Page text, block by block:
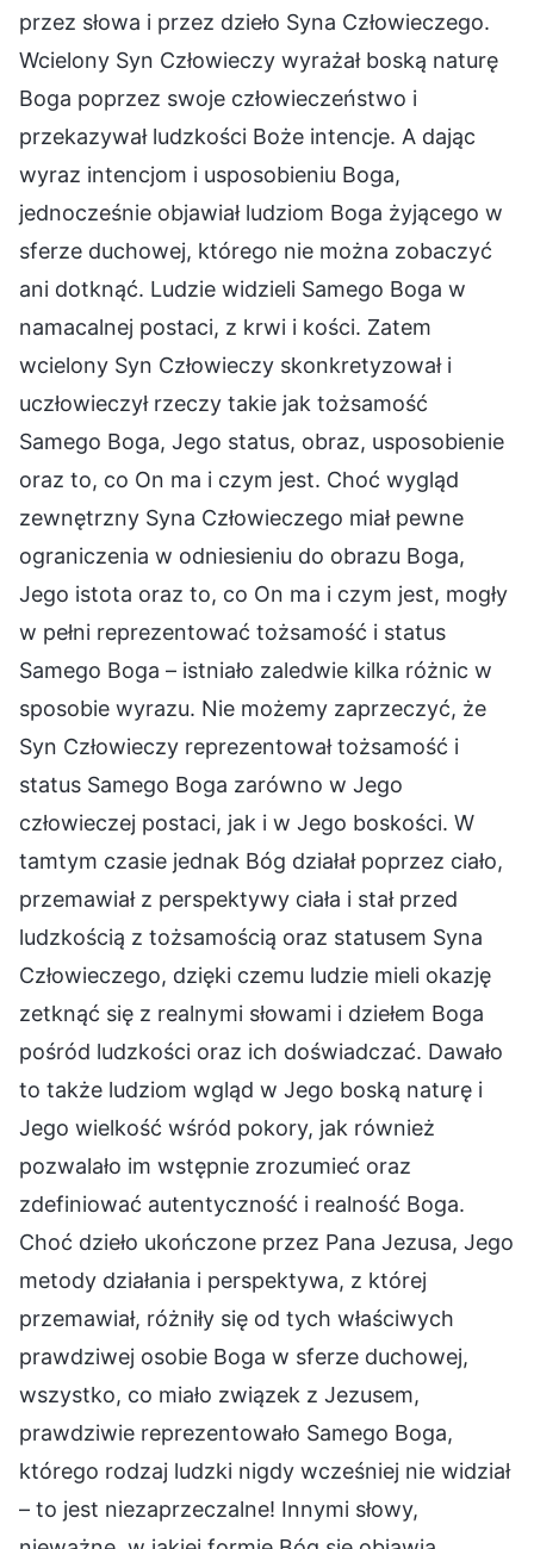
przez słowa i przez dzieło Syna Człowieczego.
Wcielony Syn Człowieczy wyrażał boską naturę
Boga poprzez swoje człowieczeństwo i
przekazywał ludzkości Boże intencje. A dając
wyraz intencjom i usposobieniu Boga,
jednocześnie objawiał ludziom Boga żyjącego w
sferze duchowej, którego nie można zobaczyć
ani dotknąć. Ludzie widzieli Samego Boga w
namacalnej postaci, z krwi i kości. Zatem
wcielony Syn Człowieczy skonkretyzował i
uczłowieczył rzeczy takie jak tożsamość
Samego Boga, Jego status, obraz, usposobienie
oraz to, co On ma i czym jest. Choć wygląd
zewnętrzny Syna Człowieczego miał pewne
ograniczenia w odniesieniu do obrazu Boga,
Jego istota oraz to, co On ma i czym jest, mogły
w pełni reprezentować tożsamość i status
Samego Boga – istniało zaledwie kilka różnic w
sposobie wyrazu. Nie możemy zaprzeczyć, że
Syn Człowieczy reprezentował tożsamość i
status Samego Boga zarówno w Jego
człowieczej postaci, jak i w Jego boskości. W
tamtym czasie jednak Bóg działał poprzez ciało,
przemawiał z perspektywy ciała i stał przed
ludzkością z tożsamością oraz statusem Syna
Człowieczego, dzięki czemu ludzie mieli okazję
zetknąć się z realnymi słowami i dziełem Boga
pośród ludzkości oraz ich doświadczać. Dawało
to także ludziom wgląd w Jego boską naturę i
Jego wielkość wśród pokory, jak również
pozwalało im wstępnie zrozumieć oraz
zdefiniować autentyczność i realność Boga.
Choć dzieło ukończone przez Pana Jezusa, Jego
metody działania i perspektywa, z której
przemawiał, różniły się od tych właściwych
prawdziwej osobie Boga w sferze duchowej,
wszystko, co miało związek z Jezusem,
prawdziwie reprezentowało Samego Boga,
którego rodzaj ludzki nigdy wcześniej nie widział
– to jest niezaprzeczalne! Innymi słowy,